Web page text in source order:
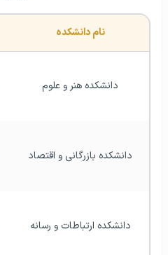
نام دانشکده
دانشکده هنر و علوم
دانشکده بازرگانی و اقتصاد
دانشکده ارتباطات و رسانه